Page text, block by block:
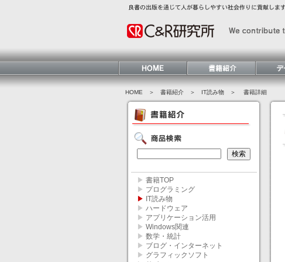
HOME ＞ 書籍紹介 ＞ IT読み物＞ 書籍詳細
▶ 書籍TOP
▶ プログラミング
▶ IT読み物
▶ ハードウェア
▶ アプリケーション活用
▶ Windows関連
▶ 数学・統計
▶ ブログ・インターネット
▶ グラフィックソフト